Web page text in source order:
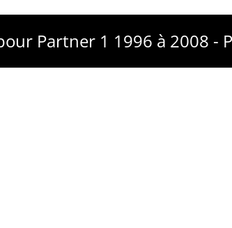
Partner 1 1996 à 2008 -